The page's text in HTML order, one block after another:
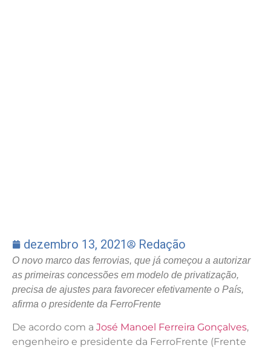
dezembro 13, 2021 Redação
O novo marco das ferrovias, que já começou a autorizar
as primeiras concessões em modelo de privatização,
precisa de ajustes para favorecer efetivamente o País,
afirma o presidente da FerroFrente
De acordo com a José Manoel Ferreira Gonçalves,
engenheiro e presidente da FerroFrente (Frente